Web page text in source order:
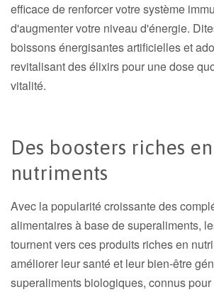
efficace de renforcer votre système
d'augmenter votre niveau d'énergie.
boissons énergisantes artificielles et
revitalisant des élixirs pour une dose
vitalité.
Des boosters riches en
nutriments
Avec la popularité croissante des
alimentaires à base de superaliments,
tournent vers ces produits riches en
améliorer leur santé et leur bien-être
superaliments biologiques, connus